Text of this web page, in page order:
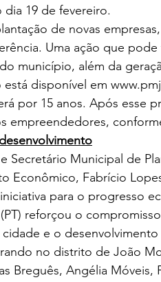
19 de fevereiro.
de novas
Uma ação que
município, além da
disponível em
por 15 anos. Após esse
empreendedores,
Secretário Municipal de
Econômico, Fabrício
para o progresso
reforçou o
e o
no distrito de João
Breguês, Angélia Móveis,